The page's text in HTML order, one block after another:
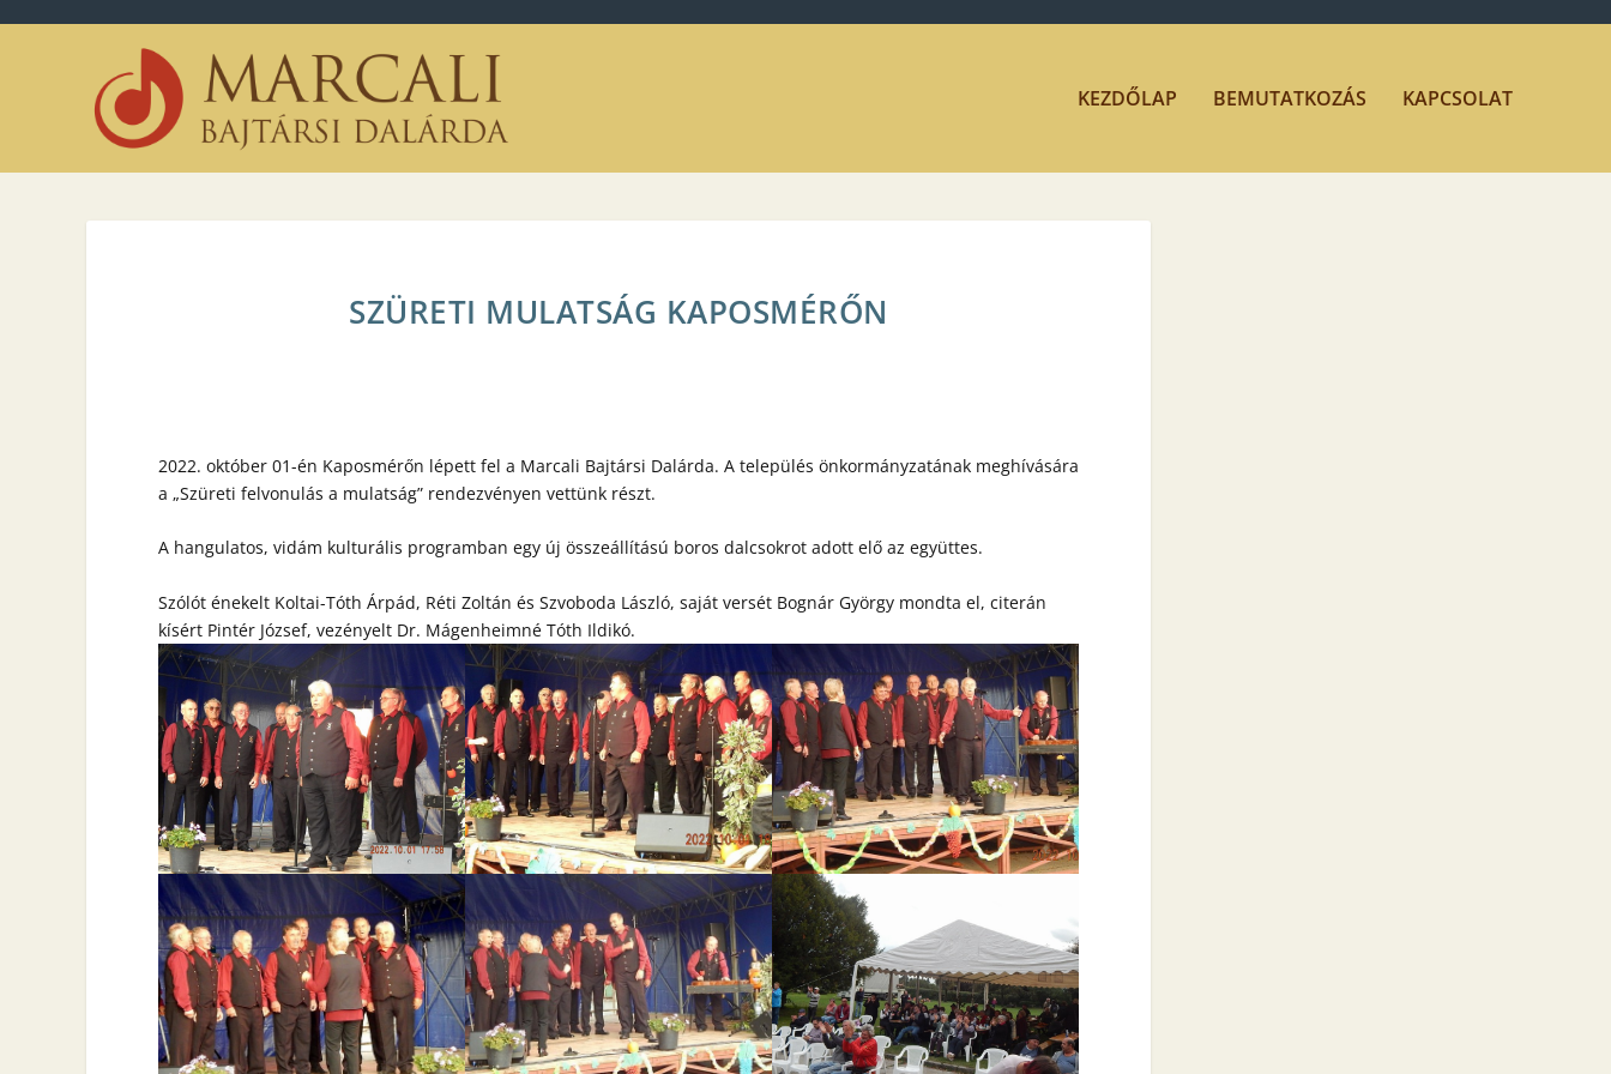
KEZDŐLAP BEMUTATKOZÁS KAPCSOLAT
SZÜRETI MULATSÁG KAPOSMÉRŐN
2022. október 01-én Kaposmérőn lépett fel a Marcali Bajtársi Dalárda. A település önkormányzatának meghívására
a „Szüreti felvonulás a mulatság” rendezvényen vettünk részt.
A hangulatos, vidám kulturális programban egy új összeállítású boros dalcsokrot adott elő az együttes.
Szólót énekelt Koltai-Tóth Árpád, Réti Zoltán és Szvoboda László, saját versét Bognár György mondta el, citerán
kísért Pintér József, vezényelt Dr. Mágenheimné Tóth Ildikó.